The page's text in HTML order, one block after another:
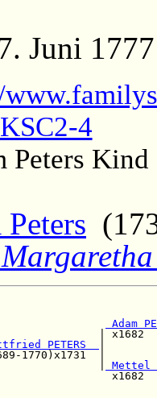
Juni
4
Peters
Margaretha
PETERS
| (1689-
|